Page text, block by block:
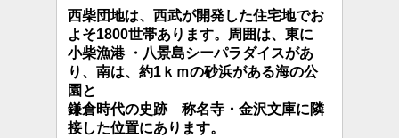
西柴団地は、西武が開発した住宅地でお
よそ1800世帯あります。周囲は、東に
小柴漁港 ・八景島シーパラダイスがあ
り、南は、約1ｋｍの砂浜がある海の公
園と
鎌倉時代の史跡 称名寺・金沢文庫に隣
接した位置にあります。